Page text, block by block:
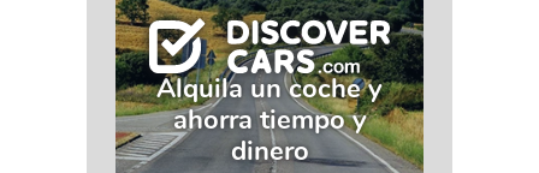
Alquila un coche y
ahorra tiempo y
dinero